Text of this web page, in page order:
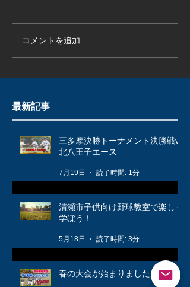
コメントを追加…
最新記事
三多摩決勝トーナメント決勝戦vs
北八王子エース
7月19日 読了時間: 1分
清瀬市子供向け野球教室で楽しく
学ぼう！
5月18日 読了時間: 3分
春の大会が始まりました！🌸